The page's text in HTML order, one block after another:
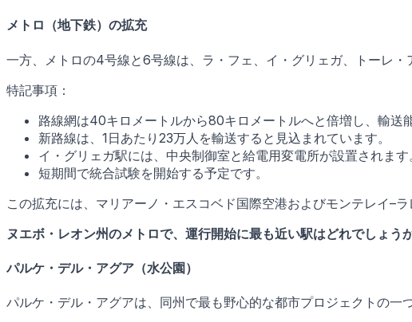
メトロ（地下鉄）の拡充
一方、メトロの4号線と6号線は、ラ・フェ、イ・グリェガ、トーレ
特記事項：
路線網は40キロメートルから80キロメートルへと倍増し、輸送
新路線は、1日あたり23万人を輸送すると見込まれています。
イ・グリェガ駅には、中央制御室と給電用変電所が設置されます
短期間で統合試験を開始する予定です。
この拡充には、マリアーノ・エスコベド国際空港およびモンテレイ–
ヌエボ・レオン州のメトロで、運行開始に最も近い駅はどれでしょう
パルケ・デル・アグア（水公園）
パルケ・デル・アグアは、同州で最も野心的な都市プロジェクトの一